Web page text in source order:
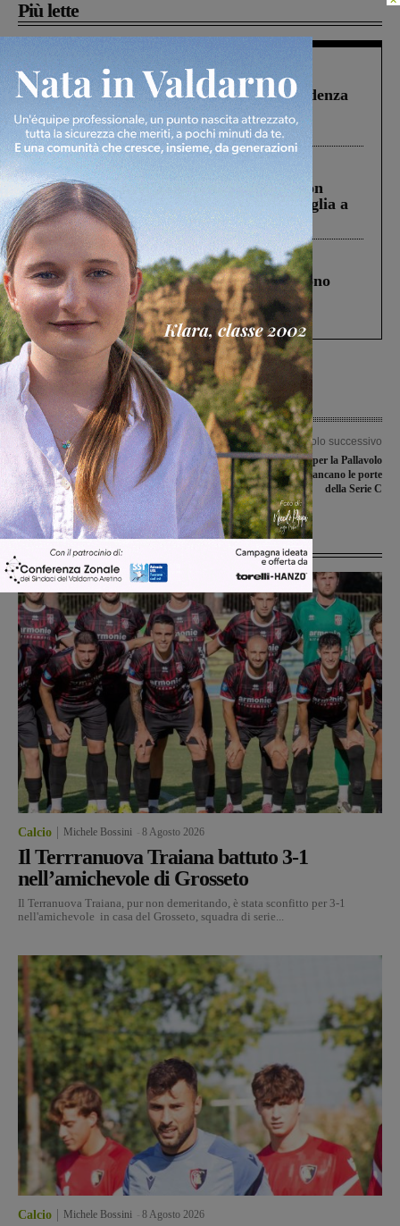
Più lette
Figline Incisa Valdarno 1 Agosto 2026
Piscina di Figline finanziata oltre la scadenza
Pnrr, il gruppo di Fratelli d’Italia: “Un
ringraziamento al Governo”
Cronaca 3 Agosto 2026
Scomparso da una struttura di Castiglion
Fiorentino l’uomo che aveva ucciso la figlia a
Levane nel 2020
Cronaca 4 Agosto 2026
Un anno fa la strage in A1 in cui morirono
Gianni, Giulia e Franco. Lo schianto, il
processo, lo stop ai sorpassi fra tir....
Articolo precedente
Appuntamento domenica con la
“Gara podistica delle fragole”
Articolo successivo
Storico risultato per la Pallavolo
Piandiscò ASD, si spalancano le porte
della Serie C
Ultime Notizie
Calcio Michele Bossini 8 Agosto 2026
Il Terrranuova Traiana battuto 3-1
nell’amichevole di Grosseto
Il Terranuova Traiana, pur non demeritando, è stata sconfitto per 3-1
nell'amichevole in casa del Grosseto, squadra di serie...
Calcio Michele Bossini 8 Agosto 2026